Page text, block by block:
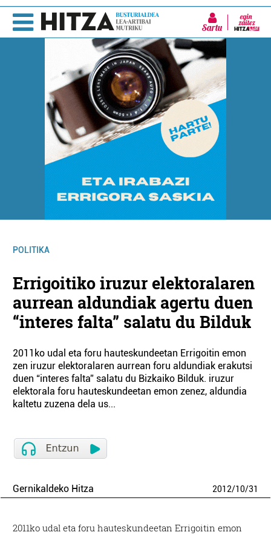
Sartu
POLITIKA
Errigoitiko iruzur elektoralaren
aurrean aldundiak agertu duen
“interes falta” salatu du Bilduk
2011ko udal eta foru hauteskundeetan Errigoitin emon
zen iruzur elektoralaren aurrean foru aldundiak erakutsi
duen “interes falta” salatu du Bizkaiko Bilduk. iruzur
elektorala foru hauteskundeetan emon zenez, aldundia
kaltetu zuzena dela us...
Gernikaldeko Hitza 2012/10/31
2011ko udal eta foru hauteskundeetan Errigoitin emon